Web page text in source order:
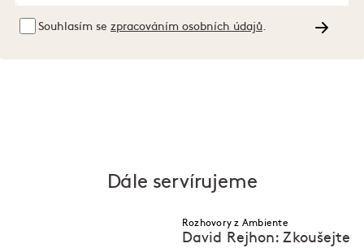
Souhlasím se zpracováním osobních údajů
Dále servírujeme
Rozhovory z Ambiente
David Rejhon: Zkoušejte